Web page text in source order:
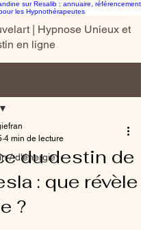
sur Resalib : annuaire, référencement
les Hypnothérapeutes
| Hypnose Unieux et
en ligne
/ d'énergie
du destin de
: que révèle
?
4 min de lecture
sur 5.